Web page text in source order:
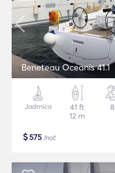
Beneteau Oceanis 41.1
Jadrnica
41 ft
12 m
8
$575 /noč